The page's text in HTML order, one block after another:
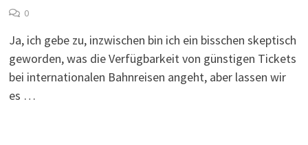
0
Ja, ich gebe zu, inzwischen bin ich ein bisschen skeptisch
geworden, was die Verfügbarkeit von günstigen Tickets
bei internationalen Bahnreisen angeht, aber lassen wir
es …